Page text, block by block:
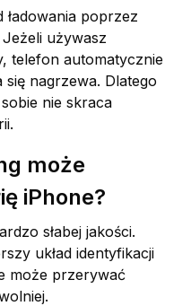
poprzez
Jeżeli używasz
telefon automatycznie
nagrzewa. Dlatego
nie skraca
może
iPhone?
słabej jakości.
układ identyfikacji
może przerywać